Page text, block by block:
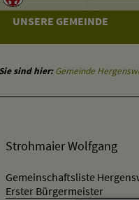
UNSERE GEMEINDE
Sie sind hier: Gemeinde
Strohmaier Wolfgang
Gemeinschaftsliste
Erster Bürgermeister